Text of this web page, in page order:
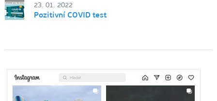
23. 01. 2022
Pozitivní COVID test